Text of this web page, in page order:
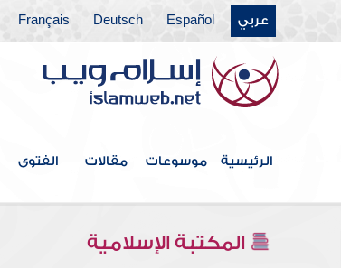
عربي Español
Deutsch
Français
الرئيسية موسوعات مقالات الفتوى
المكتبة الإسلامية